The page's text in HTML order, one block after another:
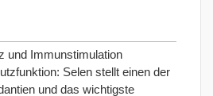
und Immunstimulation
Selen stellt einen der
und das wichtigste